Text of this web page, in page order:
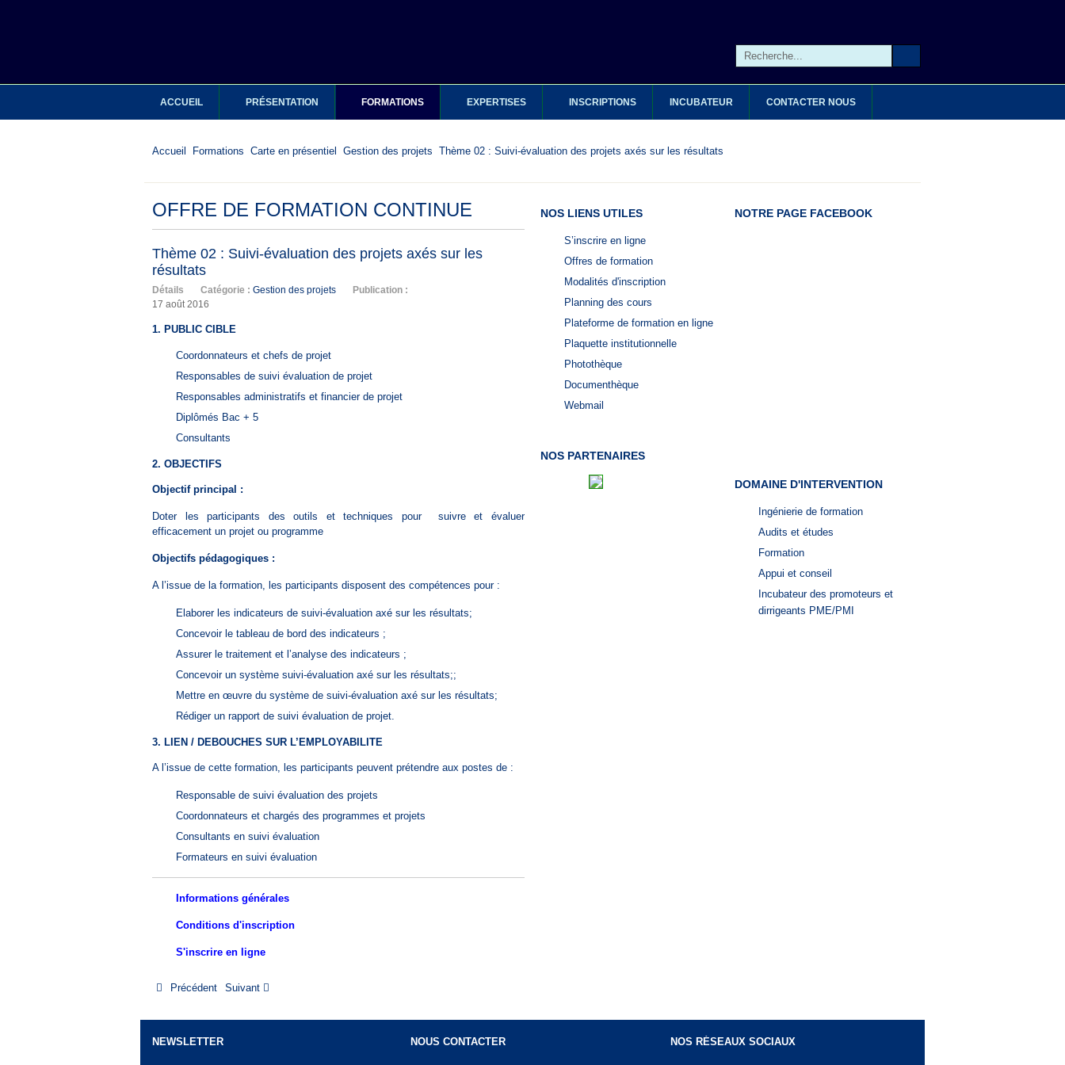
ACCUEIL PRÉSENTATION FORMATIONS EXPERTISES INSCRIPTIONS INCUBATEUR CONTACTER NOUS
Accueil Formations Carte en présentiel Gestion des projets Thème 02 : Suivi-évaluation des projets axés sur les résultats
OFFRE DE FORMATION CONTINUE
Thème 02 : Suivi-évaluation des projets axés sur les
résultats
Détails Catégorie : Gestion des projets
Publication :
17 août 2016
1. PUBLIC CIBLE
Coordonnateurs et chefs de projet
Responsables de suivi évaluation de projet
Responsables administratifs et financier de projet
Diplômés Bac + 5
Consultants
2. OBJECTIFS
Objectif principal :
Doter les participants des outils et techniques pour suivre et évaluer
efficacement un projet ou programme
Objectifs pédagogiques :
A l’issue de la formation, les participants disposent des compétences pour :
Elaborer les indicateurs de suivi-évaluation axé sur les résultats;
Concevoir le tableau de bord des indicateurs ;
Assurer le traitement et l’analyse des indicateurs ;
Concevoir un système suivi-évaluation axé sur les résultats;;
Mettre en œuvre du système de suivi-évaluation axé sur les résultats;
Rédiger un rapport de suivi évaluation de projet.
3. LIEN / DEBOUCHES SUR L’EMPLOYABILITE
A l’issue de cette formation, les participants peuvent prétendre aux postes de :
Responsable de suivi évaluation des projets
Coordonnateurs et chargés des programmes et projets
Consultants en suivi évaluation
Formateurs en suivi évaluation
Informations générales
Conditions d'inscription
S'inscrire en ligne
Précédent Suivant
NOS LIENS UTILES
S’inscrire en ligne
Offres de formation
Modalités d'inscription
Planning des cours
Plateforme de formation en ligne
Plaquette institutionnelle
Photothèque
Documenthèque
Webmail
NOS PARTENAIRES
NOTRE PAGE FACEBOOK
DOMAINE D'INTERVENTION
Ingénierie de formation
Audits et études
Formation
Appui et conseil
Incubateur des promoteurs et
dirrigeants PME/PMI
NEWSLETTER NOUS CONTACTER NOS RÉSEAUX SOCIAUX